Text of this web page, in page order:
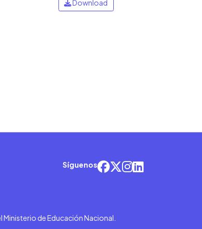
Download
Síguenos
de Educación Nacional.